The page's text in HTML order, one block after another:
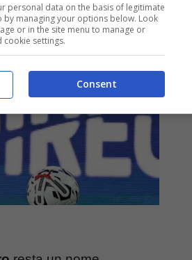
personal data on the basis of legitimate
by managing your options below. Look
or in the site menu to manage or
cookie settings.
Consent